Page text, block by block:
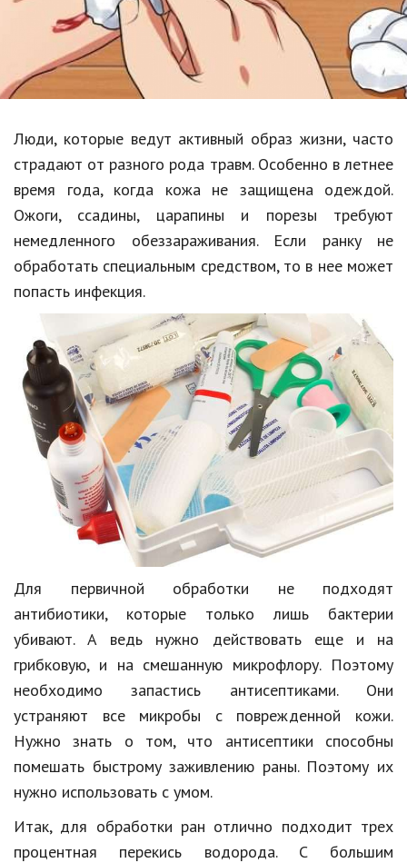
Образование
В мире
Культура
Спорт
Знаменитости
Статьи
Обзоры
Рецепты
Красота и здоровье
Hi-Tech. Интернет
Авто, мото
Дом и сад
Недвижимость
Спорт и фитнес
Психология и отношения
Творчество и рукоделие
Разное
Работа и бизнес
Животные
Еда и напитки
Кинематограф
Люди, которые ведут активный образ жизни, часто
страдают от разного рода травм. Особенно в летнее
время года, когда кожа не защищена одеждой.
Ожоги, ссадины, царапины и порезы требуют
немедленного обеззараживания. Если ранку не
обработать специальным средством, то в нее может
попасть инфекция.
Для первичной обработки не подходят
антибиотики, которые только лишь бактерии
убивают. А ведь нужно действовать еще и на
грибковую, и на смешанную микрофлору. Поэтому
необходимо запастись антисептиками. Они
устраняют все микробы с поврежденной кожи.
Нужно знать о том, что антисептики способны
помешать быстрому заживлению раны. Поэтому их
нужно использовать с умом.
Итак, для обработки ран отлично подходит трех
процентная перекись водорода. С большим